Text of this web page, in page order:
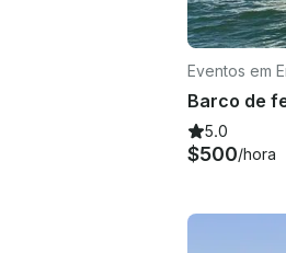
Eventos em
5.0
$500/hora